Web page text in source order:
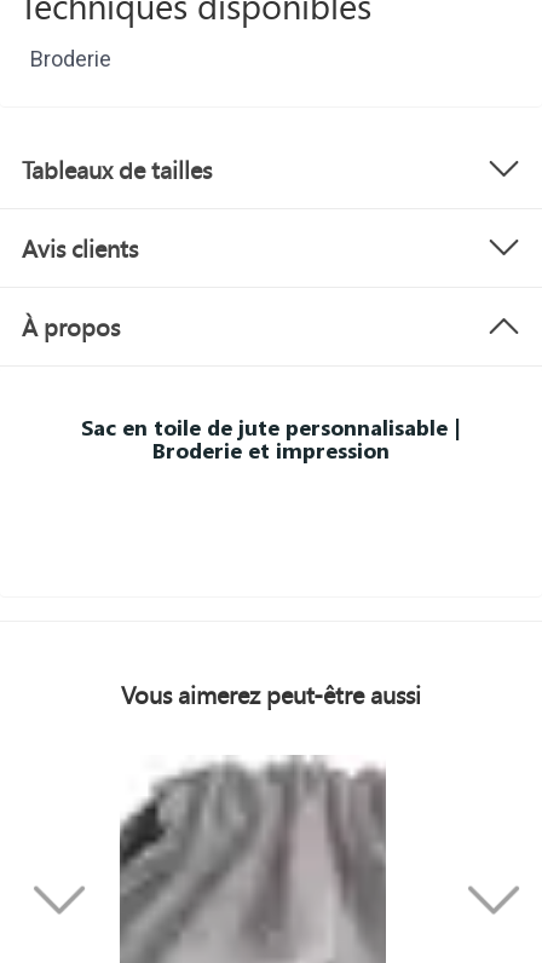
Broderie
Tableaux de tailles
Avis clients
À propos
Sac en toile de jute personnalisable |
Broderie et impression
Vous aimerez peut-être aussi